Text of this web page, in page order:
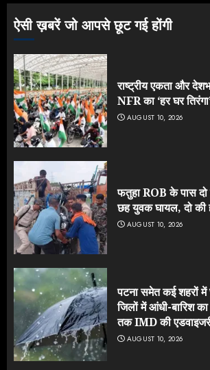
ऐसी ख़बरें जो आपसे छूट गई होंगी
राष्ट्रीय एकता और
NFR का ‘हर घर
AUGUST 10, 2026
फतुहा ROB के पास दो
छह युवक घायल, दो की
AUGUST 10, 2026
पटना समेत कई शहरों
जिलों में आंधी-बारिश
तक IMD की
AUGUST 10, 2026